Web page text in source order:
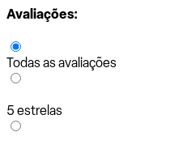
Avaliações:
Todas as avaliações
5 estrelas